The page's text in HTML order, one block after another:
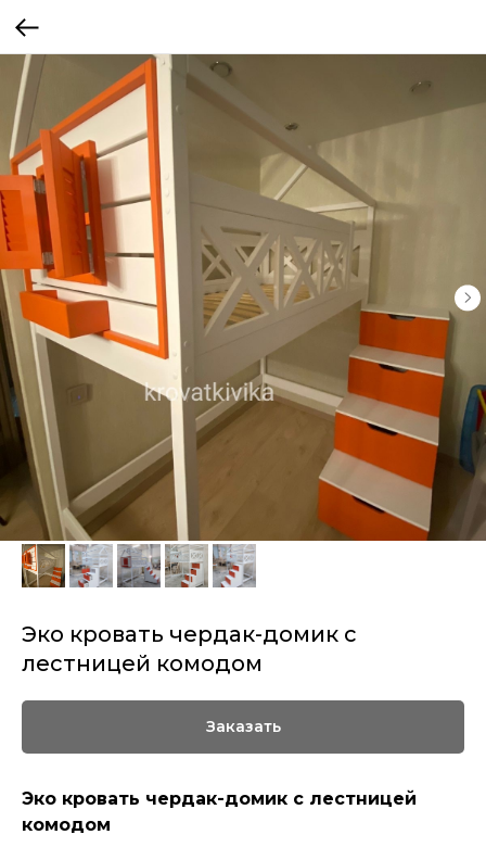
Эко кровать чердак-домик с
лестницей комодом
Заказать
Эко кровать чердак-домик с лестницей
комодом